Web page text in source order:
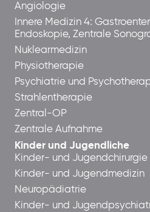
Angiologie
Innere Medizin 4:
Endoskopie, Zentrale
Nuklearmedizin
Physiotherapie
Psychiatrie und
Strahlentherapie
Zentral-OP
Zentrale Aufnahme
Kinder und Jugendliche
Kinder- und Jugendchirurgie
Kinder- und Jugendmedizin
Neuropädiatrie
Kinder- und